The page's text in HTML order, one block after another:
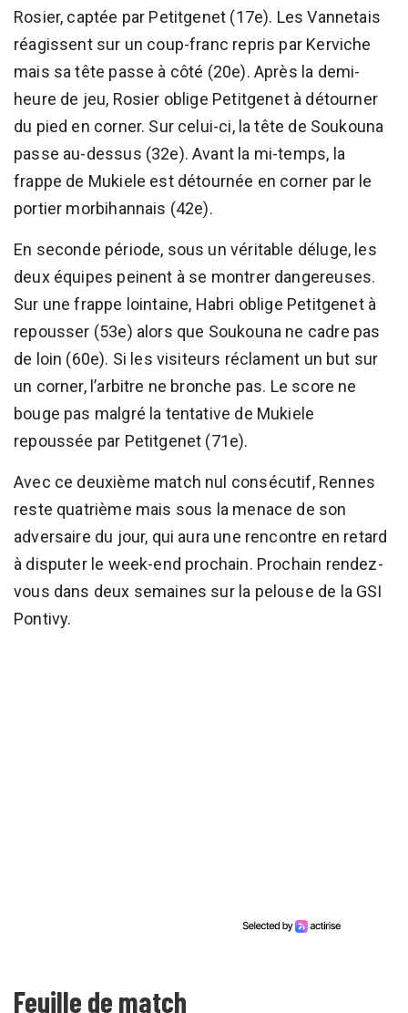
Rosier, captée par Petitgenet (17e). Les Vannetais
réagissent sur un coup-franc repris par Kerviche
mais sa tête passe à côté (20e). Après la demi-
heure de jeu, Rosier oblige Petitgenet à détourner
du pied en corner. Sur celui-ci, la tête de Soukouna
passe au-dessus (32e). Avant la mi-temps, la
frappe de Mukiele est détournée en corner par le
portier morbihannais (42e).
En seconde période, sous un véritable déluge, les
deux équipes peinent à se montrer dangereuses.
Sur une frappe lointaine, Habri oblige Petitgenet à
repousser (53e) alors que Soukouna ne cadre pas
de loin (60e). Si les visiteurs réclament un but sur
un corner, l’arbitre ne bronche pas. Le score ne
bouge pas malgré la tentative de Mukiele
repoussée par Petitgenet (71e).
Avec ce deuxième match nul consécutif, Rennes
reste quatrième mais sous la menace de son
adversaire du jour, qui aura une rencontre en retard
à disputer le week-end prochain. Prochain rendez-
vous dans deux semaines sur la pelouse de la GSI
Pontivy.
Feuille de match